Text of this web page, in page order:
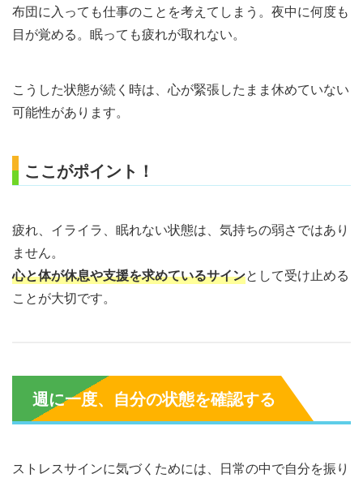
布団に入っても仕事のことを考えてしまう。夜中に何度も
目が覚める。眠っても疲れが取れない。
こうした状態が続く時は、心が緊張したまま休めていない
可能性があります。
ここがポイント！
疲れ、イライラ、眠れない状態は、気持ちの弱さではあり
ません。
心と体が休息や支援を求めているサインとして受け止める
ことが大切です。
週に一度、自分の状態を確認する
ストレスサインに気づくためには、日常の中で自分を振り